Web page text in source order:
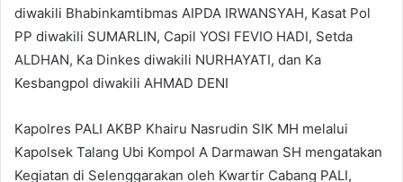
diwakili Bhabinkamtibmas AIPDA IRWANSYAH, Kasat Pol
PP diwakili SUMARLIN, Capil YOSI FEVIO HADI, Setda
ALDHAN, Ka Dinkes diwakili NURHAYATI, dan Ka
Kesbangpol diwakili AHMAD DENI
Kapolres PALI AKBP Khairu Nasrudin SIK MH melalui
Kapolsek Talang Ubi Kompol A Darmawan SH mengatakan
Kegiatan di Selenggarakan oleh Kwartir Cabang PALI,